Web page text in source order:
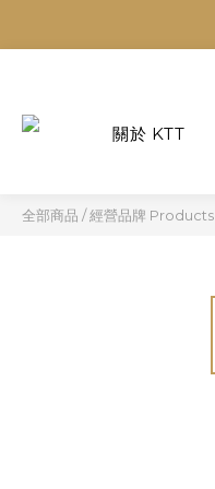
全部商品 /經營品牌 Products